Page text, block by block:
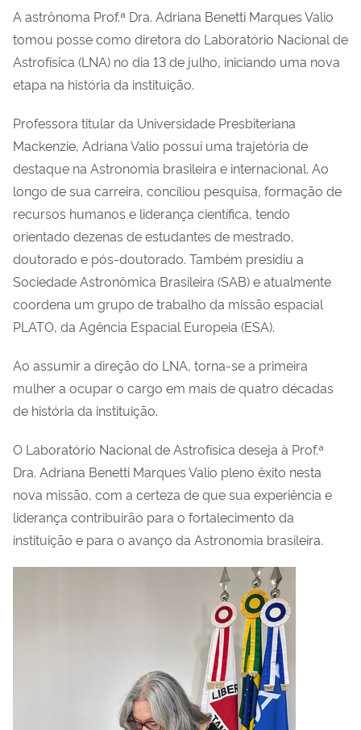
A astrônoma Prof.ª Dra. Adriana Benetti Marques Valio
tomou posse como diretora do Laboratório Nacional de
Astrofísica (LNA) no dia 13 de julho, iniciando uma nova
etapa na história da instituição.
Professora titular da Universidade Presbiteriana
Mackenzie, Adriana Valio possui uma trajetória de
destaque na Astronomia brasileira e internacional. Ao
longo de sua carreira, conciliou pesquisa, formação de
recursos humanos e liderança científica, tendo
orientado dezenas de estudantes de mestrado,
doutorado e pós-doutorado. Também presidiu a
Sociedade Astronômica Brasileira (SAB) e atualmente
coordena um grupo de trabalho da missão espacial
PLATO, da Agência Espacial Europeia (ESA).
Ao assumir a direção do LNA, torna-se a primeira
mulher a ocupar o cargo em mais de quatro décadas
de história da instituição.
O Laboratório Nacional de Astrofísica deseja à Prof.ª
Dra. Adriana Benetti Marques Valio pleno êxito nesta
nova missão, com a certeza de que sua experiência e
liderança contribuirão para o fortalecimento da
instituição e para o avanço da Astronomia brasileira.